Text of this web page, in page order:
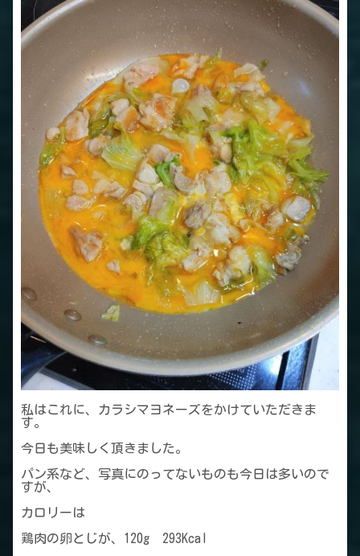
私はこれに、カラシマヨネーズをかけていただきま
す。
今日も美味しく頂きました。
パン系など、写真にのってないものも今日は多いので
すが、
カロリーは
鶏肉の卵とじが、120g 293Kcal